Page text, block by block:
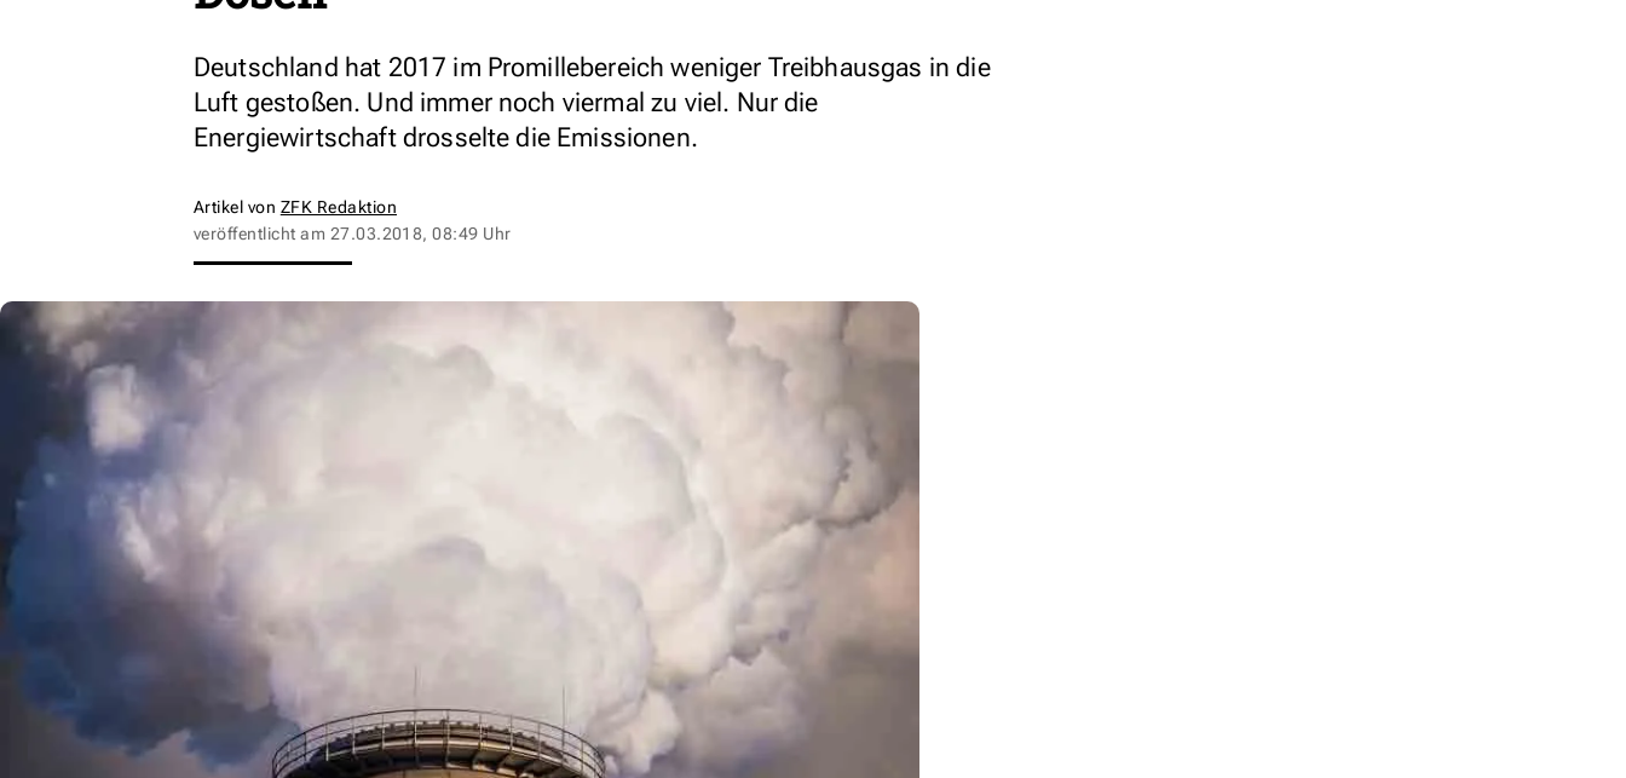
Deutschland hat 2017 im Promillebereich weniger Treibhausgas in die
Luft gestoßen. Und immer noch viermal zu viel. Nur die
Energiewirtschaft drosselte die Emissionen.
Artikel von ZFK Redaktion
veröffentlicht am 27.03.2018, 08:49 Uhr